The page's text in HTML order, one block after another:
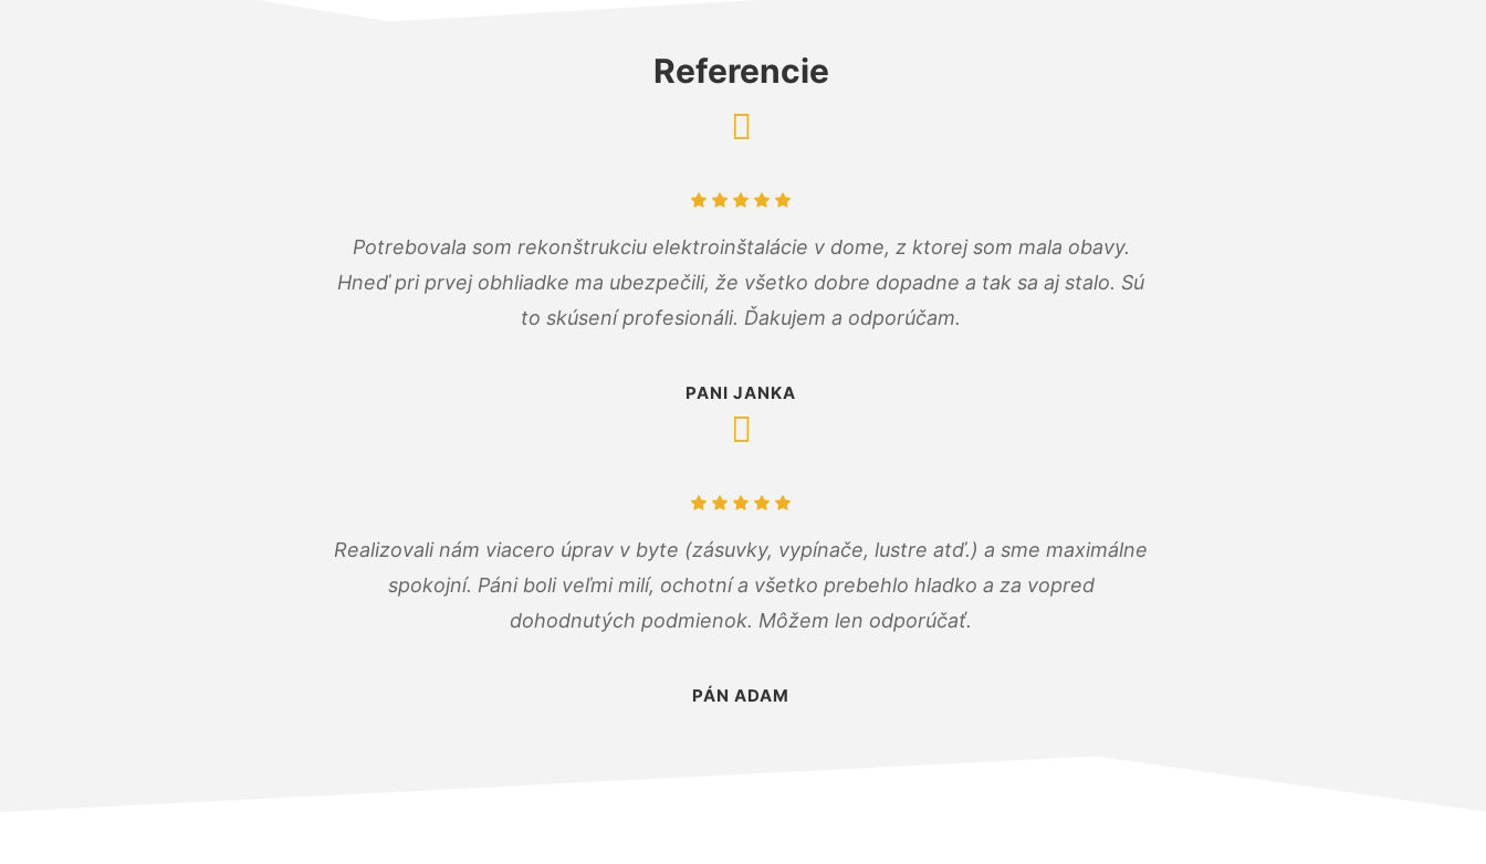
Referencie
Potrebovala som rekonštrukciu elektroinštalácie v dome, z ktorej som mala obavy.
Hneď pri prvej obhliadke ma ubezpečili, že všetko dobre dopadne a tak sa aj stalo. Sú
to skúsení profesionáli. Ďakujem a odporúčam.
PANI JANKA
Realizovali nám viacero úprav v byte (zásuvky, vypínače, lustre atď.) a sme maximálne
spokojní. Páni boli veľmi milí, ochotní a všetko prebehlo hladko a za vopred
dohodnutých podmienok. Môžem len odporúčať.
PÁN ADAM